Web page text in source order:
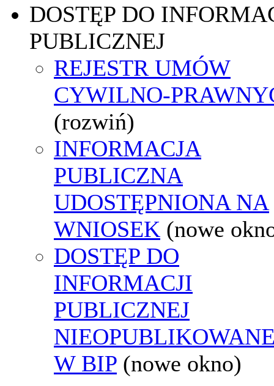
DOSTĘP DO
PUBLICZNEJ
REJESTR UMÓW
CYWILNO-
(rozwiń)
INFORMACJA
PUBLICZNA
UDOSTĘPNIONA NA
WNIOSEK (nowe
DOSTĘP DO
INFORMACJI
PUBLICZNEJ
W BIP (nowe okno)